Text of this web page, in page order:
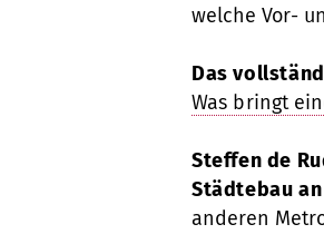
welche Vor-
Das
Was bringt
Steffen de
Städtebau
anderen